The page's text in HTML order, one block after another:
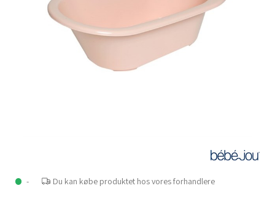
- Du kan købe produktet hos vores forhandlere